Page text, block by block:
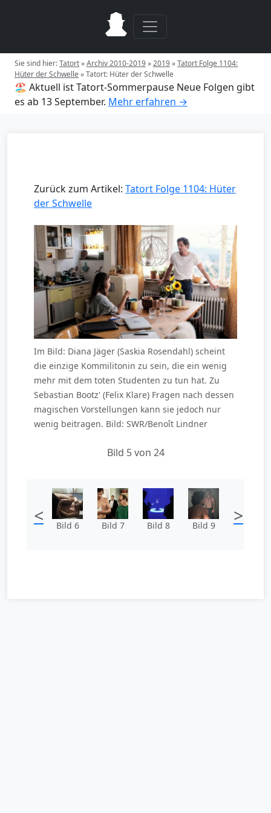
Sie sind hier:Tatort»Archiv 2010-2019»2019»Tatort Folge 1104:
Hüter der Schwelle»Tatort: Hüter der Schwelle
🏖️ Aktuell ist Tatort-Sommerpause Neue Folgen gibt
es ab 13 September. Mehr erfahren →
Zurück zum Artikel: Tatort Folge 1104: Hüter
der Schwelle
Im Bild: Diana Jäger (Saskia Rosendahl) scheint
die einzige Kommilitonin zu sein, die ein wenig
mehr mit dem toten Studenten zu tun hat. Zu
Sebastian Bootz' (Felix Klare) Fragen nach dessen
magischen Vorstellungen kann sie jedoch nur
wenig beitragen. Bild: SWR/Benoît Lindner
Bild 5 von 24
< Bild 6 Bild 7 Bild 8 Bild 9 >